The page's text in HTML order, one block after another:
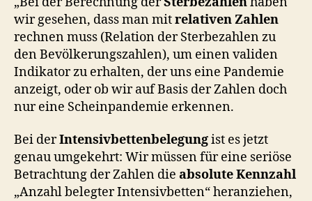
wir gesehen, dass man mitrelativen Zahlen
rechnen muss (Relation der Sterbezahlen zu
den Bevölkerungszahlen), um einen validen
Indikator zu erhalten, der uns eine Pandemie
anzeigt, oder ob wir auf Basis der Zahlen doch
nur eine Scheinpandemie erkennen.
Bei derIntensivbettenbelegungist es jetzt
genau umgekehrt: Wir müssen für eine seriöse
Betrachtung der Zahlen die absolute Kennzahl
„Anzahl belegter Intensivbetten“ heranziehen,